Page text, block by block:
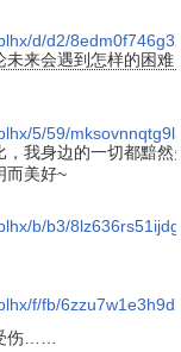
d/d2/
来会遇到怎样的困
5/59/
我身边的一切都黯
而美好~
b/b3/
f/fb/
伤……